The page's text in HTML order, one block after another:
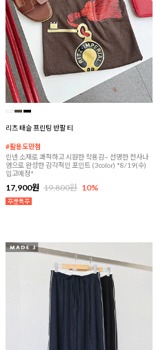
리츠 태슬 프린팅 반팔 티
#활용도만점
린넨 소재로 쾌적하고 시원한 착용감~ 선명한 전사나
염으로 완성한 감각적인 포인트 (3color) *8/19(수)
입고예정*
17,900원 19,800원 10%